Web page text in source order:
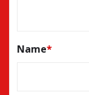
Name*